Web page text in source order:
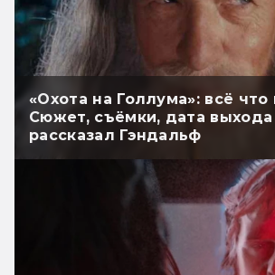
«Охота на Голлума»: всё что
Сюжет, съёмки, дата выхода
рассказал Гэндальф